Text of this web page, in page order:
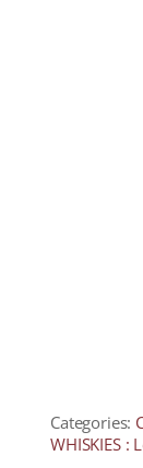
Categories:
WHISKIES :